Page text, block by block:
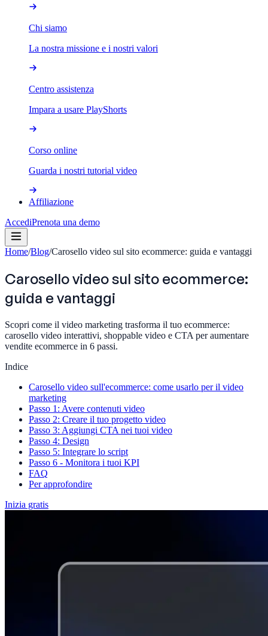
Chi siamo
La nostra missione e i nostri valori
Centro assistenza
Impara a usare PlayShorts
Corso online
Guarda i nostri tutorial video
Affiliazione
AccediPrenota una demo
Home/Blog/Carosello video sul sito ecommerce: guida e vantaggi
Carosello video sul sito ecommerce:
guida e vantaggi
Scopri come il video marketing trasforma il tuo ecommerce:
carosello video interattivi, shoppable video e CTA per aumentare
vendite ecommerce in 6 passi.
Indice
Carosello video sull'ecommerce: come usarlo per il video
marketing
Passo 1: Avere contenuti video
Passo 2: Creare il tuo progetto video
Passo 3: Aggiungi CTA nei tuoi video
Passo 4: Design
Passo 5: Integrare lo script
Passo 6 - Monitora i tuoi KPI
FAQ
Per approfondire
Inizia gratis